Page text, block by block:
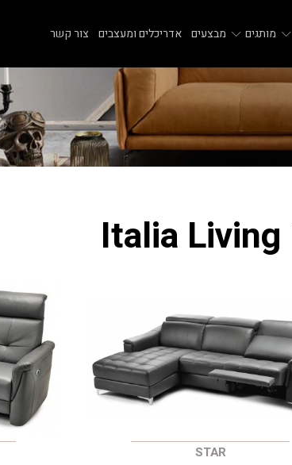
מותגים מבצעים אדריכלים ומעצבים צור קשר
STAR